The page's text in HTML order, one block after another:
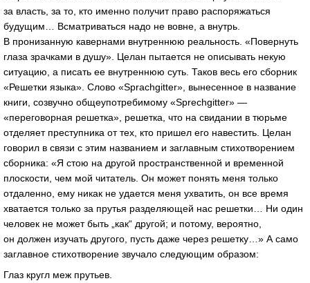
за власть, за то, кто именно получит право распоряжаться
будущим… Всматриваться надо не вовне, а внутрь.
В пронизанную кавернами внутреннюю реальность. «Повернуть
глаза зрачками в душу». Целан пытается не описывать некую
ситуацию, а писать ее внутреннюю суть. Таков весь его сборник
«Решетки языка». Слово «Sprachgitter», вынесенное в название
книги, созвучно общеупотребимому «Sprechgitter» —
«переговорная решетка», решетка, что на свидании в тюрьме
отделяет преступника от тех, кто пришел его навестить. Целан
говорил в связи с этим названием и заглавным стихотворением
сборника: «Я стою на другой пространственной и временной
плоскости, чем мой читатель. Он может понять меня только
отдаленно, ему никак не удается меня ухватить, он все время
хватается только за прутья разделяющей нас решетки… Ни один
человек не может быть „как“ другой; и потому, вероятно,
он должен изучать другого, пусть даже через решетку…» А само
заглавное стихотворение звучало следующим образом:
Глаз кругл меж прутьев.